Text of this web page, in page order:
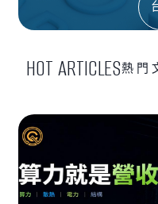
HOT ARTICLES熱門